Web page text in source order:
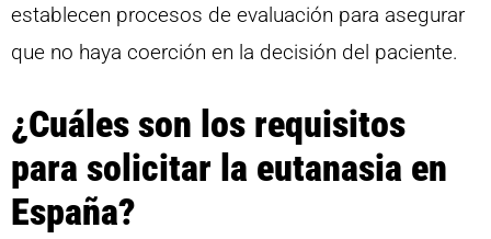
establecen procesos de evaluación para asegurar
que no haya coerción en la decisión del paciente.
¿Cuáles son los requisitos
para solicitar la eutanasia en
España?